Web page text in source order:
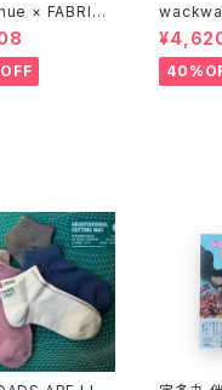
× FABRICK
SHOP
stacks E
model
OF
E